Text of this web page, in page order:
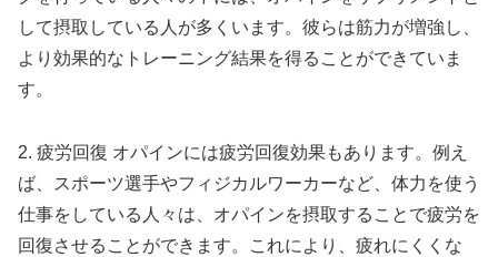
して摂取している人が多くいます。彼らは筋力が増強し、
より効果的なトレーニング結果を得ることができていま
す。
2. 疲労回復 オパインには疲労回復効果もあります。例え
ば、スポーツ選手やフィジカルワーカーなど、体力を使う
仕事をしている人々は、オパインを摂取することで疲労を
回復させることができます。これにより、疲れにくくな